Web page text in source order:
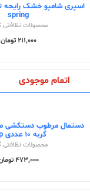
spring
محصولات نظافتی
211,000 تومان
اتمام موجودی
دستمال مرطوب
گربه 10 عددی n4p
محصولات نظافتی
473,000 تومان